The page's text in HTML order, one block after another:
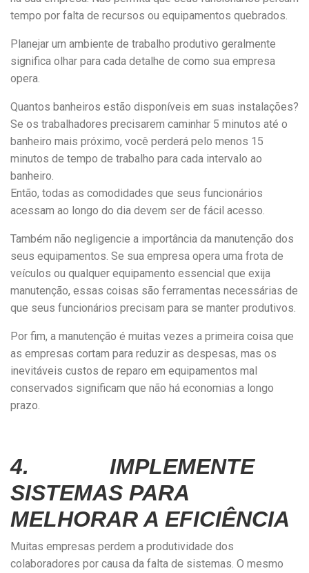
tempo por falta de recursos ou equipamentos quebrados.
Planejar um ambiente de trabalho produtivo geralmente
significa olhar para cada detalhe de como sua empresa
opera.
Quantos banheiros estão disponíveis em suas instalações?
Se os trabalhadores precisarem caminhar 5 minutos até o
banheiro mais próximo, você perderá pelo menos 15
minutos de tempo de trabalho para cada intervalo ao
banheiro.
Então, todas as comodidades que seus funcionários
acessam ao longo do dia devem ser de fácil acesso.
Também não negligencie a importância da manutenção dos
seus equipamentos. Se sua empresa opera uma frota de
veículos ou qualquer equipamento essencial que exija
manutenção, essas coisas são ferramentas necessárias de
que seus funcionários precisam para se manter produtivos.
Por fim, a manutenção é muitas vezes a primeira coisa que
as empresas cortam para reduzir as despesas, mas os
inevitáveis custos de reparo em equipamentos mal
conservados significam que não há economias a longo
prazo.
4. IMPLEMENTE
SISTEMAS PARA
MELHORAR A EFICIÊNCIA
Muitas empresas perdem a produtividade dos
colaboradores por causa da falta de sistemas. O mesmo